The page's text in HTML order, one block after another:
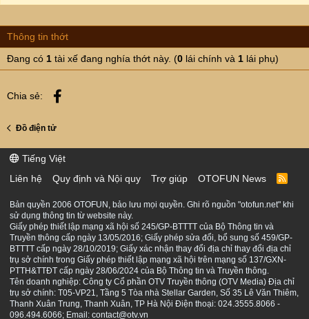
Thông tin thớt
Đang có 1 tài xế đang nghía thớt này. (0 lái chính và 1 lái phụ)
Chia sẻ:
Đồ điện tử
Tiếng Việt
Liên hệ
Quy định và Nội quy Trợ giúp OTOFUN News
R
S
Bản quyền 2006 OTOFUN, bảo lưu mọi quyền. Ghi rõ nguồn "otofun.net" khi
sử dụng thông tin từ website này.
Giấy phép thiết lập mạng xã hội số 245/GP-BTTTT của Bộ Thông tin và
Truyền thông cấp ngày 13/05/2016; Giấy phép sửa đổi, bổ sung số 459/GP-
BTTTT cấp ngày 28/10/2019; Giấy xác nhận thay đổi địa chỉ thay đổi địa chỉ
trụ sở chính trong Giấy phép thiết lập mạng xã hội trên mạng số 137/GXN-
PTTH&TTĐT cấp ngày 28/06/2024 của Bộ Thông tin và Truyền thông.
Tên doanh nghiệp: Công ty Cổ phần OTV Truyền thông (OTV Media) Địa chỉ
trụ sở chính: T05-VP21, Tầng 5 Tòa nhà Stellar Garden, Số 35 Lê Văn Thiêm,
Thanh Xuân Trung, Thanh Xuân, TP Hà Nội Điện thoại: 024.3555.8066 -
096.494.6066; Email: contact@otv.vn